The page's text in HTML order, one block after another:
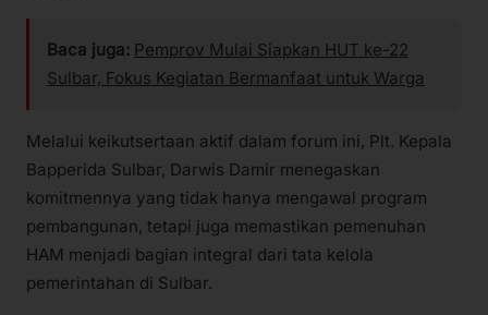
Baca juga: Pemprov Mulai Siapkan HUT ke-22
Sulbar, Fokus Kegiatan Bermanfaat untuk Warga
Melalui keikutsertaan aktif dalam forum ini, Plt. Kepala
Bapperida Sulbar, Darwis Damir menegaskan
komitmennya yang tidak hanya mengawal program
pembangunan, tetapi juga memastikan pemenuhan
HAM menjadi bagian integral dari tata kelola
pemerintahan di Sulbar.